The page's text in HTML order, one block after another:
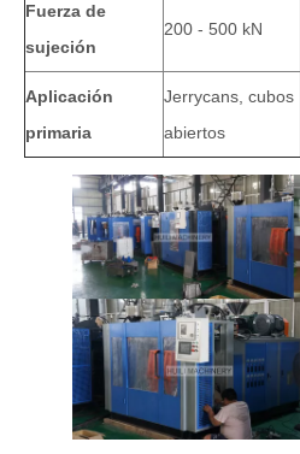
Fuerza de
sujeción
200 - 500 kN
Aplicación
primaria
Jerrycans, cubos
abiertos